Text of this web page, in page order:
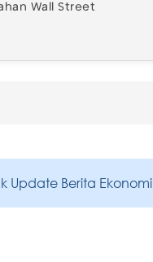
Wall Street
Update Berita Ekonomi